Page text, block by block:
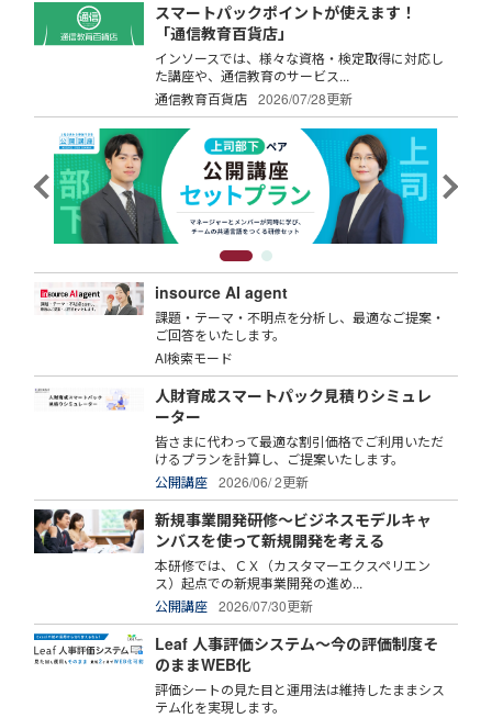
スマートパックポイントが使えます！
「通信教育百貨店」
インソースでは、様々な資格・検定取得に対応し
た講座や、通信教育のサービス...
通信教育百貨店
2026/07/28更新
insource AI agent
課題・テーマ・不明点を分析し、最適なご提案・
ご回答をいたします。
AI検索モード
人財育成スマートパック見積りシミュレ
ーター
皆さまに代わって最適な割引価格でご利用いただ
けるプランを計算し、ご提案いたします。
公開講座
2026/06/ 2更新
新規事業開発研修～ビジネスモデルキャ
ンバスを使って新規開発を考える
本研修では、ＣＸ（カスタマーエクスペリエン
ス）起点での新規事業開発の進め...
公開講座
2026/07/30更新
Leaf 人事評価システム～今の評価制度そ
のままWEB化
評価シートの見た目と運用法は維持したままシス
テム化を実現します。